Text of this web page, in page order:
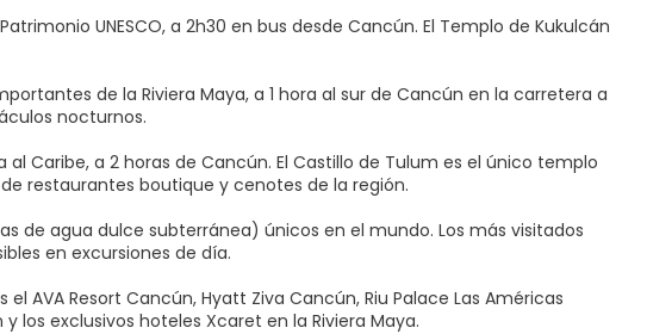
UNESCO, a 2h30 en bus desde Cancún. El Templo de Kukulcán
de la Riviera Maya, a 1 hora al sur de Cancún en la carretera a
nocturnos.
Caribe, a 2 horas de Cancún. El Castillo de Tulum es el único templo
restaurantes boutique y cenotes de la región.
de agua dulce subterránea) únicos en el mundo. Los más visitados
en excursiones de día.
el AVA Resort Cancún, Hyatt Ziva Cancún, Riu Palace Las Américas
los exclusivos hoteles Xcaret en la Riviera Maya.